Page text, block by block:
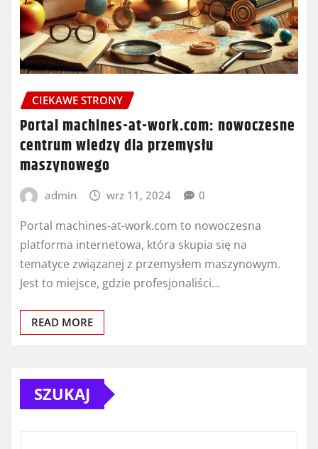
CIEKAWE STRONY
Portal machines-at-work.com: nowoczesne
centrum wiedzy dla przemysłu
maszynowego
admin wrz 11, 2024 0
Portal machines-at-work.com to nowoczesna
platforma internetowa, która skupia się na
tematyce związanej z przemysłem maszynowym.
Jest to miejsce, gdzie profesjonaliści…
READ MORE
SZUKAJ